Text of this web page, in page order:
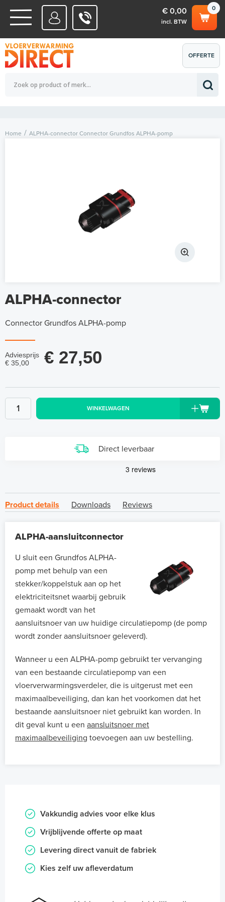
WATERSYSTEMEN
ELEKTRISCHE SYSTEMEN
0
€ 0,00
incl. BTW
Totaalbedrag (incl. BTW) € 0,00
OFFERTE
AANVRAGEN
Home ALPHA-connector Connector Grundfos ALPHA-pomp
ALPHA-connector
Connector Grundfos ALPHA-pomp
Adviesprijs
€ 35,00
€ 27,50
WINKELWAGEN
Direct leverbaar
Product details Downloads Reviews
ALPHA-aansluitconnector
U sluit een Grundfos ALPHA-
pomp met behulp van een
stekker/koppelstuk aan op het
elektriciteitsnet waarbij gebruik
gemaakt wordt van het
aansluitsnoer van uw huidige circulatiepomp (de pomp
wordt zonder aansluitsnoer geleverd).
Wanneer u een ALPHA-pomp gebruikt ter vervanging
van een bestaande circulatiepomp van een
vloerverwarmingsverdeler, die is uitgerust met een
maximaalbeveiliging, dan kan het voorkomen dat het
bestaande aansluitsnoer niet gebruikt kan worden. In
dit geval kunt u een aansluitsnoer met
maximaalbeveiliging toevoegen aan uw bestelling.
Vakkundig advies voor elke klus
Vrijblijvende offerte op maat
Levering direct vanuit de fabriek
Kies zelf uw afleverdatum